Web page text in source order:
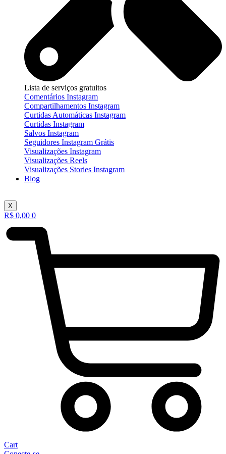
Lista de serviços gratuitos
Comentários Instagram
Compartilhamentos Instagram
Curtidas Automáticas Instagram
Curtidas Instagram
Salvos Instagram
Seguidores Instagram Grátis
Visualizações Instagram
Visualizações Reels
Visualizações Stories Instagram
Blog
X
R$ 0,00 0
Cart